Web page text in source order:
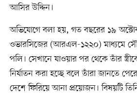
আসির উদ্দিন।
অভিযোগে বলা হয়, গত বছরের ১৯
ওভারসিজের (আরএল-১২২০) মাধ্যমে
পলি। সেখানে যাওয়ার পর থেকে তাঁর
নির্যাতন করা হচ্ছে বলে তাঁরা জানতে
দেশে ফিরিয়ে আনা প্রয়োজন। বিষয়টি